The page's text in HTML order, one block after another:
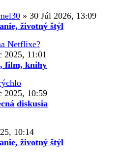
» 30 Júl 2026, 13:09
životný štýl
Netflixe?
2025, 11:01
film, knihy
2025, 10:59
diskusia
10:14
životný štýl